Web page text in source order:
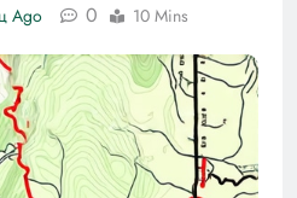
Ago 0 10 Mins